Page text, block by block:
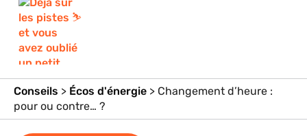
Conseils > Écos d'énergie > Changement d’heure :
pour ou contre… ?